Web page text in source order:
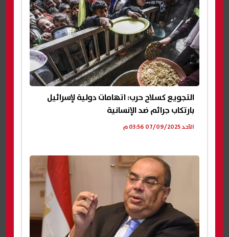
التجويع كسلاح حرب: اتهامات دولية لإسرائيل
بارتكاب جرائم ضد الإنسانية
الأحد 07/09/2025 03:56 م